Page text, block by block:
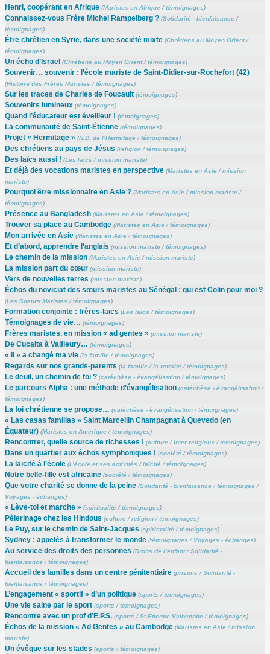
Henri, coopérant en Afrique (Maristes en Afrique/témoignages)
Connaissez-vous Frère Michel Rampelberg ? (Solidarité - bienfaisance/
témoignages)
Être chrétien en Syrie, dans une société mixte (Chrétiens au Moyen Orient/
témoignages)
Un écho d’Israël (Chrétiens au Moyen Orient/témoignages)
Souvenir… souvenir : l’école mariste de Saint-Didier-sur-Rochefort (42)
(Histoire des Frères Maristes /témoignages)
Sur les traces de Charles de Foucault (témoignages)
Souvenirs lumineux (témoignages)
Quand l’éducateur est éveilleur ! (témoignages)
La communauté de Saint-Étienne (témoignages)
Projet « Hermitage » (N.D. de l’Hermitage/témoignages)
Des chrétiens au pays de Jésus (religion/témoignages)
Des laïcs aussi ! (Les laïcs /mission mariste)
Et déjà des vocations maristes en perspective (Maristes en Asie/mission
mariste)
Pourquoi être missionnaire en Asie ? (Maristes en Asie/mission mariste/
témoignages)
Présence au Bangladesh (Maristes en Asie/témoignages)
Trouver sa place au Cambodge (Maristes en Asie/témoignages)
Mon arrivée en Asie (Maristes en Asie/témoignages)
Et d’abord, apprendre l’anglais (mission mariste/témoignages)
Le chemin de la mission (Maristes en Asie/mission mariste)
La mission part du cœur (mission mariste)
Vers de nouvelles terres (mission mariste)
Échos du noviciat des sœurs maristes au Sénégal : qui est Colin pour moi ?
(Les Soeurs Maristes /témoignages)
Formation conjointe : frères-laïcs (Les laïcs /témoignages)
Témoignages de vie… (témoignages)
Frères maristes, en mission « ad gentes » (mission mariste)
De Cucaita à Valfleury… (témoignages)
« Il » a changé ma vie (la famille/témoignages)
Regards sur nos grands-parents (la famille/la retraite/témoignages)
Le deuil, un chemin de foi ? (catéchèse - évangélisation/témoignages)
Le parcours Alpha : une méthode d’évangélisation (catéchèse - évangélisation/
témoignages)
La foi chrétienne se propose… (catéchèse - évangélisation/témoignages)
« Las casas familias » Saint Marcellin Champagnat à Quevedo (en
Équateur) (Maristes en Amérique/témoignages)
Rencontrer, quelle source de richesses ! (culture/Inter-religieux/témoignages)
Dans un quartier aux échos symphoniques ! (société/témoignages)
La laïcité à l’école (L’école et ses activités /laïcité/témoignages)
Notre belle-fille est africaine (société/témoignages)
Que votre charité se donne de la peine (Solidarité - bienfaisance/témoignages /
Voyages - échanges)
« Lève-toi et marche » (spiritualité/témoignages)
Pèlerinage chez les Hindous (culture/religion/témoignages)
Le Puy, sur le chemin de Saint-Jacques (spiritualité/témoignages)
Sydney : appelés à transformer le monde (témoignages / Voyages - échanges)
Au service des droits des personnes (Droits de l’enfant/Solidarité -
bienfaisance/témoignages)
Accueil des familles dans un centre pénitentiaire (prisons /Solidarité -
bienfaisance/témoignages)
L’engagement « sportif » d’un politique (sports /témoignages)
Une vie saine par le sport (sports /témoignages)
Rencontre avec un prof d’E.P.S. (sports /St-Etienne Valbenoîte/témoignages)
Échos de la mission « Ad Gentes » au Cambodge (Maristes en Asie/mission
mariste)
Un évêque sur les stades (sports /témoignages)